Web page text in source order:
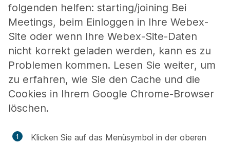
folgenden helfen: starting/joining Bei
Meetings, beim Einloggen in Ihre Webex-
Site oder wenn Ihre Webex-Site-Daten
nicht korrekt geladen werden, kann es zu
Problemen kommen. Lesen Sie weiter, um
zu erfahren, wie Sie den Cache und die
Cookies in Ihrem Google Chrome-Browser
löschen.
Klicken Sie auf das Menüsymbol in der oberen